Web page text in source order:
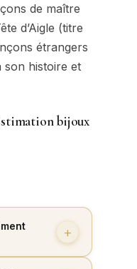
de maître
d’Aigle (titre
étrangers
histoire et
bijoux